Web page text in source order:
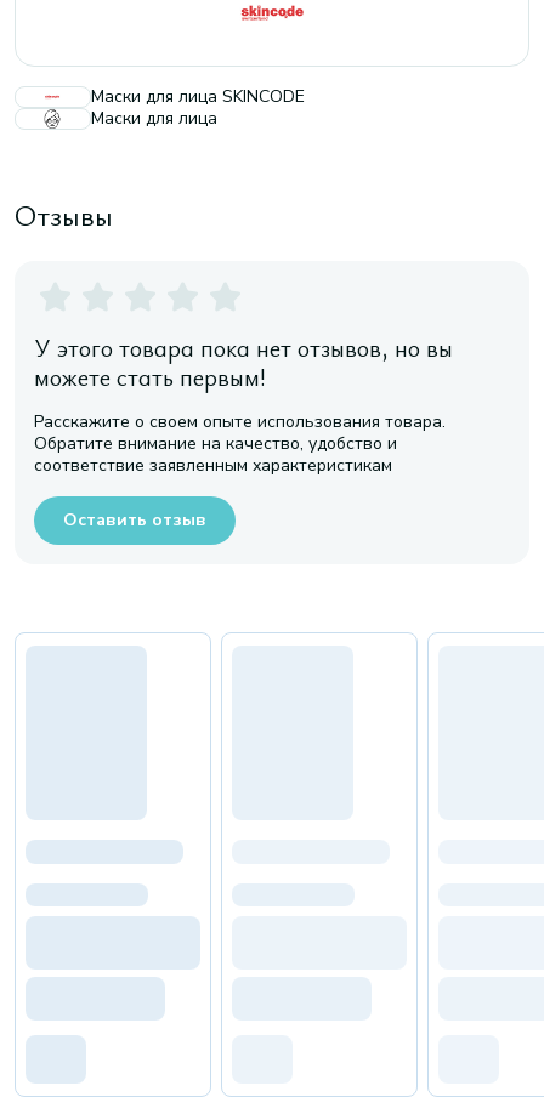
Маски для лица SKINCODE
Маски для лица
Отзывы
У этого товара пока нет отзывов, но вы
можете стать первым!
Расскажите о своем опыте использования товара.
Обратите внимание на качество, удобство и
соответствие заявленным характеристикам
Оставить отзыв